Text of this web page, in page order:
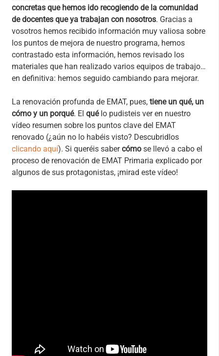
concretas que hemos ido recogiendo de la comunidad
de docentes que ya trabajan con nosotros. Gracias a
vosotros hemos recibido información muy valiosa sobre
los puntos de mejora de nuestro programa, hemos
contrastado esta información, hemos revisado los
materiales que han realizado varios equipos de trabajo…
en definitiva: hemos seguido cambiando para mejorar.
La renovación profunda de EMAT, pues, tiene un qué, un
cómo y un porqué. El qué lo pudisteis ver en nuestro
vídeo resumen sobre los puntos clave del EMAT
renovado (¿aún no lo habéis visto? Descubridlos
clicando aquí). Si queréis sabercómo se llevó a cabo el
proceso de renovación de EMAT Primaria explicado por
algunos de sus protagonistas, ¡mirad este vídeo!